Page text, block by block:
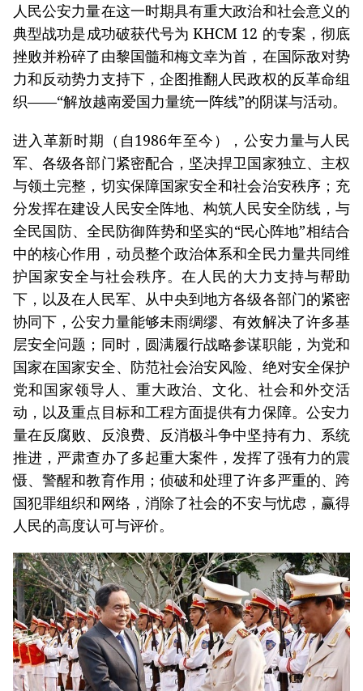
人民公安力量在这一时期具有重大政治和社会意义的
典型战功是成功破获代号为 KHCM 12 的专案，彻底
挫败并粉碎了由黎国髓和梅文幸为首，在国际敌对势
力和反动势力支持下，企图推翻人民政权的反革命组
织——“解放越南爱国力量统一阵线”的阴谋与活动。
进入革新时期（自1986年至今），公安力量与人民
军、各级各部门紧密配合，坚决捍卫国家独立、主权
与领土完整，切实保障国家安全和社会治安秩序；充
分发挥在建设人民安全阵地、构筑人民安全防线，与
全民国防、全民防御阵势和坚实的“民心阵地”相结合
中的核心作用，动员整个政治体系和全民力量共同维
护国家安全与社会秩序。在人民的大力支持与帮助
下，以及在人民军、从中央到地方各级各部门的紧密
协同下，公安力量能够未雨绸缪、有效解决了许多基
层安全问题；同时，圆满履行战略参谋职能，为党和
国家在国家安全、防范社会治安风险、绝对安全保护
党和国家领导人、重大政治、文化、社会和外交活
动，以及重点目标和工程方面提供有力保障。公安力
量在反腐败、反浪费、反消极斗争中坚持有力、系统
推进，严肃查办了多起重大案件，发挥了强有力的震
慑、警醒和教育作用；侦破和处理了许多严重的、跨
国犯罪组织和网络，消除了社会的不安与忧虑，赢得
人民的高度认可与评价。